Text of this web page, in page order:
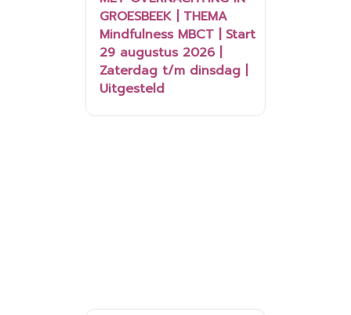
GROESBEEK | THEMA
Mindfulness MBCT | Start
29 augustus 2026 |
Zaterdag t/m dinsdag |
Uitgesteld